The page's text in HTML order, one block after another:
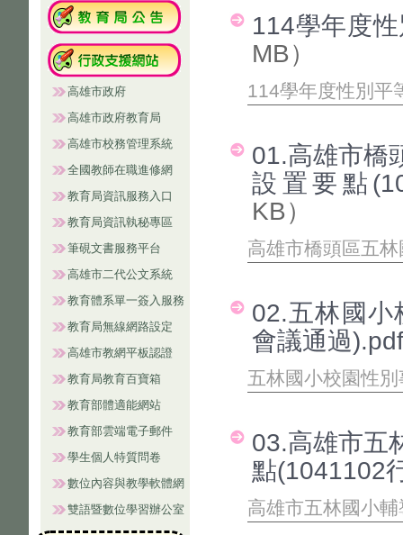
高雄市政府
高雄市政府教育局
高雄市校務管理系統
全國教師在職進修網
教育局資訊服務入口
教育局資訊執秘專區
筆硯文書服務平台
高雄市二代公文系統
教育體系單一簽入服務
教育局無線網路設定
高雄市教網平板認證
教育局教育百寶箱
教育部體適能網站
教育部雲端電子郵件
學生個人特質問卷
數位內容與教學軟體網
雙語暨數位學習辦公室
114學年度
MB）
114學年度性別平
01.高雄市橋
設置要點
KB）
高雄市橋頭區五
02.五林國小
會議通過).pdf
五林國小校園性
03.高雄市五
點(1041102
高雄市五林國小